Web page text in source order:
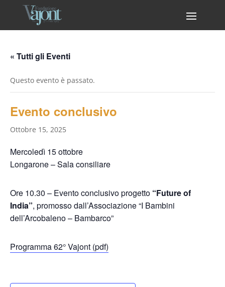
« Tutti gli Eventi
Questo evento è passato.
Evento conclusivo
Ottobre 15, 2025
Mercoledì 15 ottobre
Longarone – Sala consiliare
Ore 10.30 – Evento conclusivo progetto “Future of
India”, promosso dall’Associazione “I Bambini
dell’Arcobaleno – Bambarco”
Programma 62° Vajont (pdf)